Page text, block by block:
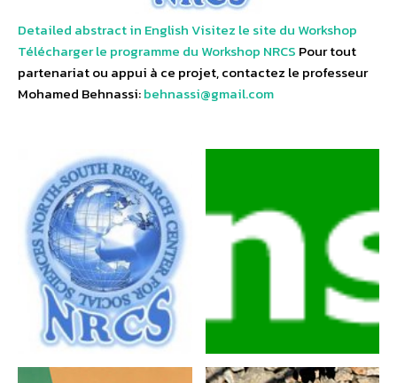
Detailed abstract in EnglishVisitez le site du Workshop
Télécharger le programme du Workshop NRCS Pour tout
partenariat ou appui à ce projet, contactez le professeur
Mohamed Behnassi:behnassi@gmail.com